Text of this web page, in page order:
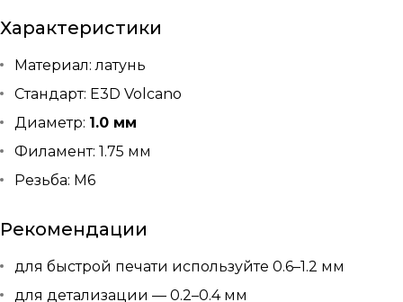
Характеристики
Материал: латунь
Стандарт: E3D Volcano
Диаметр: 1.0 мм
Филамент: 1.75 мм
Резьба: M6
Рекомендации
для быстрой печати используйте 0.6–1.2 мм
для детализации — 0.2–0.4 мм